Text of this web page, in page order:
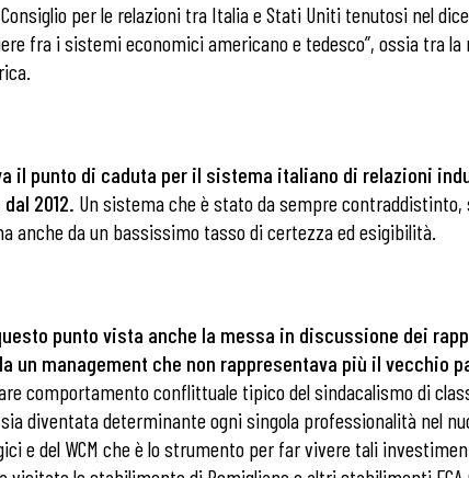
Articoli
Eventi
per le relazioni tra Italia e Stati Uniti tenutosi nel
fra i sistemi economici americano e tedesco”, ossia tra
il punto di caduta per il sistema italiano di relazioni
2012. Un sistema che è stato da sempre
anche da un bassissimo tasso di certezza ed esigibilità.
punto vista anche la messa in discussione dei
un management che non rappresentava più il vecchio
comportamento conflittuale tipico del sindacalismo di
diventata determinante ogni singola professionalità nel
e del WCM che è lo strumento per far vivere tali